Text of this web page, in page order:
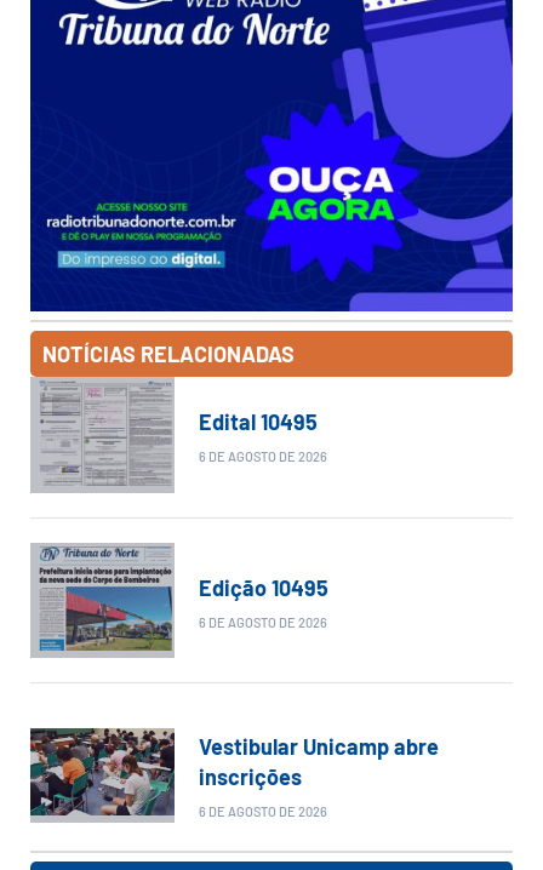
NOTÍCIAS RELACIONADAS
Edital 10495
6 DE AGOSTO DE 2026
Edição 10495
6 DE AGOSTO DE 2026
Vestibular Unicamp abre
inscrições
6 DE AGOSTO DE 2026